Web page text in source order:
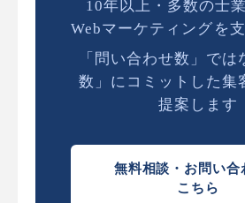
10年以上・多数の士
Webマーケティングを
「問い合わせ数」では
数」にコミットした集
提案します
無料相談・お問い合
こちら